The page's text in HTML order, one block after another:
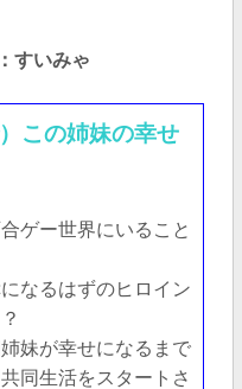
すいみゃ
この姉妹の幸せ
ゲー世界にいること
なるはずのヒロイン
妹が幸せになるまで
同生活をスタートさ